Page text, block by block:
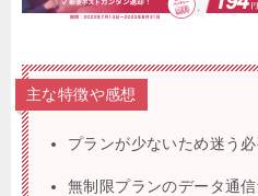
主な特徴や感想
プランが少ないため迷う
無制限プランのデータ通